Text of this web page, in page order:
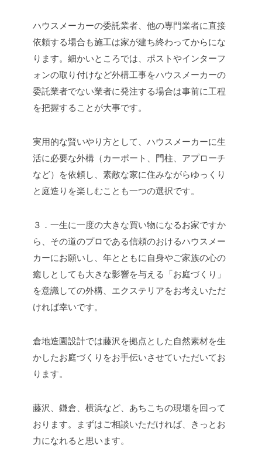
ハウスメーカーの委託業者、他の専門業者に直接
依頼する場合も施工は家が建ち終わってからにな
ります。細かいところでは、ポストやインターフ
ォンの取り付けなど外構工事をハウスメーカーの
委託業者でない業者に発注する場合は事前に工程
を把握することが大事です。
実用的な賢いやり方として、ハウスメーカーに生
活に必要な外構（カーポート、門柱、アプローチ
など）を依頼し、素敵な家に住みながらゆっくり
と庭造りを楽しむことも一つの選択です。
３．一生に一度の大きな買い物になるお家ですか
ら、その道のプロである信頼のおけるハウスメー
カーにお願いし、年とともに自身やご家族の心の
癒しとしても大きな影響を与える「お庭づくり」
を意識しての外構、エクステリアをお考えいただ
ければ幸いです。
倉地造園設計では藤沢を拠点とした自然素材を生
かしたお庭づくりをお手伝いさせていただいてお
ります。
藤沢、鎌倉、横浜など、あちこちの現場を回って
おります。まずはご相談いただければ、きっとお
力になれると思います。